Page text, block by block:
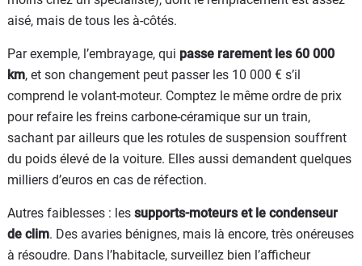
aisé, mais de tous les à-côtés.
Par exemple, l’embrayage, qui passe rarement les 60 000
km, et son changement peut passer les 10 000 € s’il
comprend le volant-moteur. Comptez le même ordre de prix
pour refaire les freins carbone-céramique sur un train,
sachant par ailleurs que les rotules de suspension souffrent
du poids élevé de la voiture. Elles aussi demandent quelques
milliers d’euros en cas de réfection.
Autres faiblesses : les supports-moteurs et le condenseur
de clim. Des avaries bénignes, mais là encore, très onéreuses
à résoudre. Dans l’habitacle, surveillez bien l’afficheur